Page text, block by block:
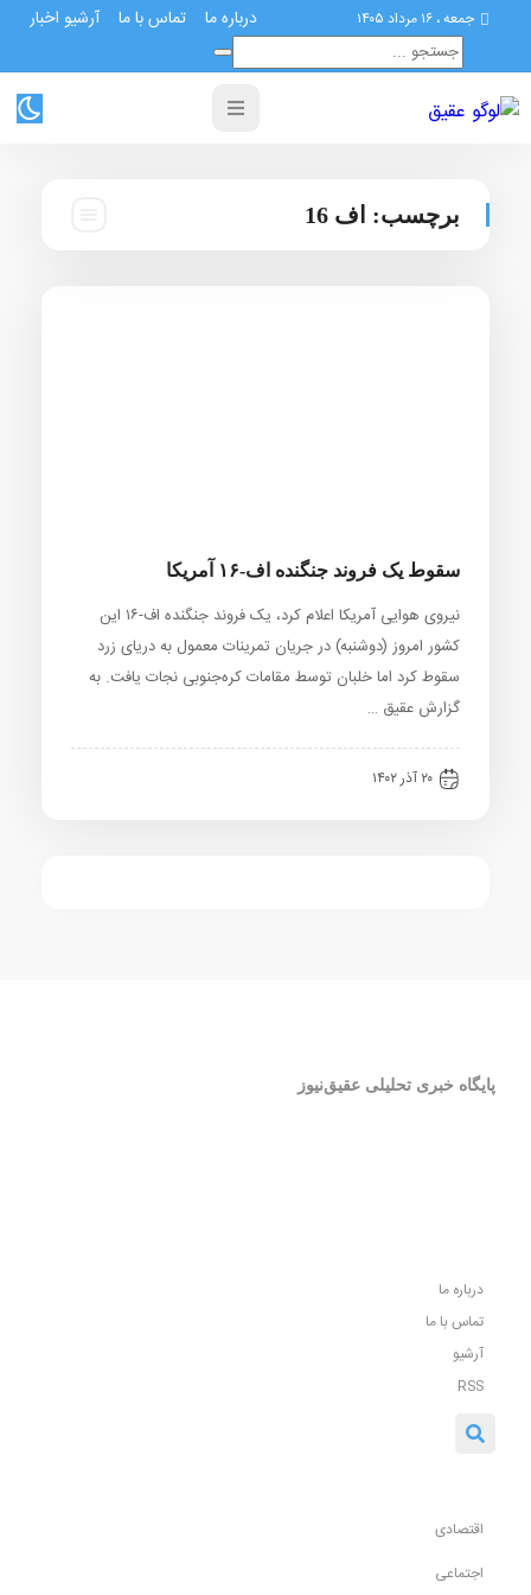
جمعه ، ۱۶ مرداد ۱۴۰۵ درباره ما تماس با ما آرشیو اخبار
برچسب: اف 16
سقوط یک فروند جنگنده اف-۱۶ آمریکا
نیروی هوایی آمریکا اعلام کرد، یک فروند جنگنده اف-۱۶ این
کشور امروز (دوشنبه) در جریان تمرینات معمول به دریای زرد
سقوط کرد اما خلبان توسط مقامات کره‌جنوبی نجات یافت. به
گزارش عقیق …
۲۰ آذر ۱۴۰۲
پایگاه خبری تحلیلی عقیق‌نیوز
درباره ما
تماس با ما
آرشیو
RSS
اقتصادی
اجتماعی